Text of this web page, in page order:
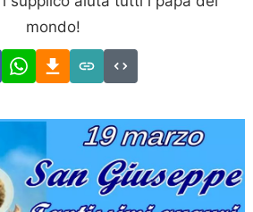
mondo!